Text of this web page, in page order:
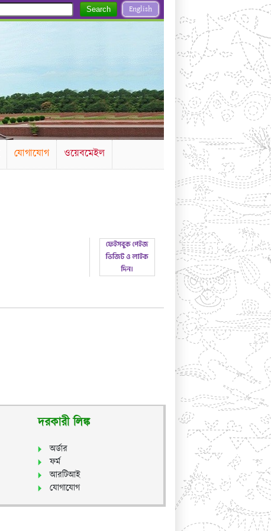
English
Search
যোগাযোগ ওয়েবমেইল
দরকারী লিঙ্ক
অর্ডার
ফর্ম
আরটিআই
যোগাযোগ